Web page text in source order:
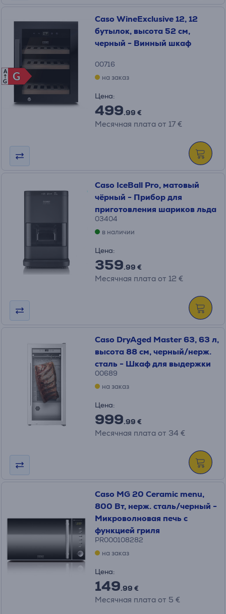
G
G
A
G
Caso WineExclusive 12, 12
бутылок, высота 52 см,
черный - Винный шкаф
00716
на заказ
Цена:
499.99 €
Месячная плата от 17 €
Caso IceBall Pro, матовый
чёрный - Прибор для
приготовления шариков льда
03404
в наличии
Цена:
359.99 €
Месячная плата от 12 €
Caso DryAged Master 63, 63 л,
высота 88 см, черный/нерж.
сталь - Шкаф для выдержки
00689
на заказ
Цена:
999.99 €
Месячная плата от 34 €
Caso MG 20 Ceramic menu,
800 Вт, нерж. сталь/черный -
Микроволновая печь с
функцией гриля
PR000108282
на заказ
Цена:
149.99 €
Месячная плата от 5 €